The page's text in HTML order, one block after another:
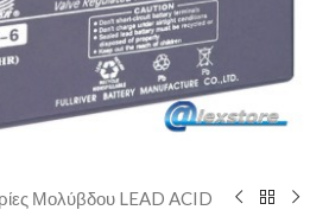
Μολύβδου LEAD ACID